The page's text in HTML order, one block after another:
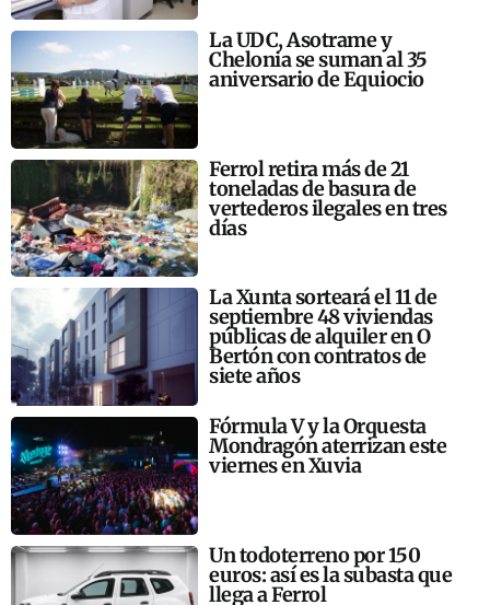
La UDC, Asotrame y
Chelonia se suman al 35
aniversario de Equiocio
Ferrol retira más de 21
toneladas de basura de
vertederos ilegales en tres
días
La Xunta sorteará el 11 de
septiembre 48 viviendas
públicas de alquiler en O
Bertón con contratos de
siete años
Fórmula V y la Orquesta
Mondragón aterrizan este
viernes en Xuvia
Un todoterreno por 150
euros: así es la subasta que
llega a Ferrol